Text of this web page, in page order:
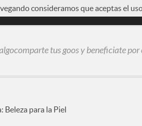
tus goos y beneficiate por
Beleza para la Piel
consideramos que aceptas el